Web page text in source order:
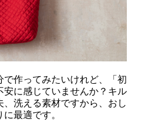
作ってみたいけれど、「初
に感じていませんか？キル
洗える素材ですから、おし
最適です。